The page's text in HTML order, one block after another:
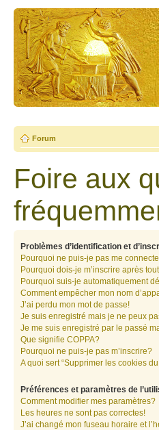
Forum
Foire aux
Problèmes d’identification et
Pourquoi ne puis-je pas me
Pourquoi dois-je m’inscrire après
Pourquoi suis-je automatiquement
Comment empêcher mon nom
J’ai perdu mon mot de passe!
Je suis enregistré mais je ne peux
Je me suis enregistré par le passé
Que signifie COPPA?
Pourquoi ne puis-je pas m’inscrire?
A quoi sert “Supprimer les cookies
Préférences et paramètres de
Comment modifier mes paramètres?
Les heures ne sont pas correctes!
J’ai changé mon fuseau horaire et